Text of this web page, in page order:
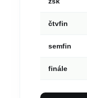
čtvfin
semfin
finále